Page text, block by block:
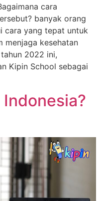
cara
banyak orang
cara yang tepat untuk
menjaga kesehatan
2022 ini,
Kipin School sebagai